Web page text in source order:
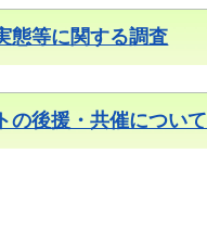
態等に関する調査
の後援・共催について